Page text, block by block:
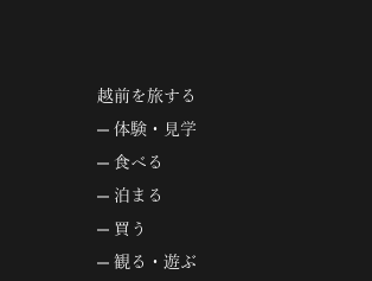
越前を旅する
体験・見学
食べる
泊まる
買う
観る・遊ぶ